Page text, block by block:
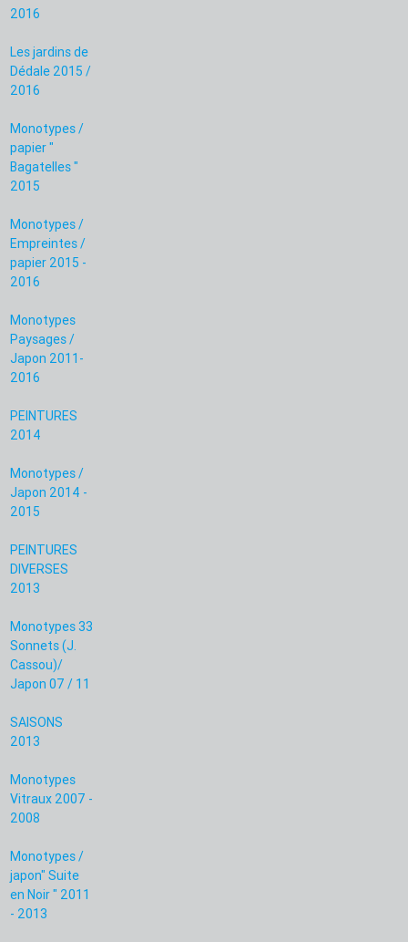
2016
Les jardins de
Dédale 2015 /
2016
Monotypes /
papier "
Bagatelles "
2015
Monotypes /
Empreintes /
papier 2015 -
2016
Monotypes
Paysages /
Japon 2011-
2016
PEINTURES
2014
Monotypes /
Japon 2014 -
2015
PEINTURES
DIVERSES
2013
Monotypes 33
Sonnets (J.
Cassou)/
Japon 07 / 11
SAISONS
2013
Monotypes
Vitraux 2007 -
2008
Monotypes /
japon" Suite
en Noir " 2011
- 2013